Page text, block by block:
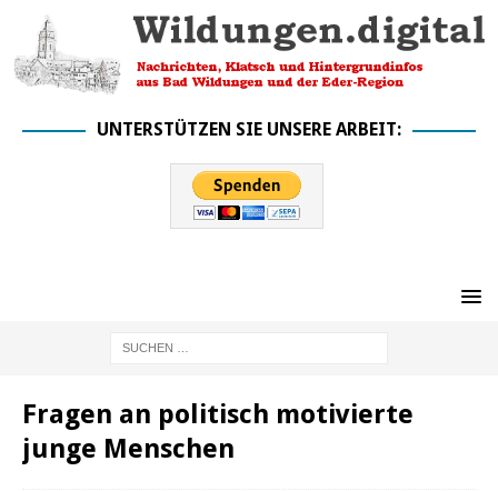
UNTERSTÜTZEN SIE UNSERE ARBEIT:
Fragen an politisch motivierte
junge Menschen